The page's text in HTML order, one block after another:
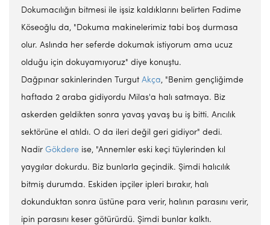
Dokumacılığın bitmesi ile işsiz kaldıklarını belirten Fadime
Köseoğlu da, "Dokuma makinelerimiz tabi boş durmasa
olur. Aslında her seferde dokumak istiyorum ama ucuz
olduğu için dokuyamıyoruz" diye konuştu.
Dağpınar sakinlerinden Turgut Akça, "Benim gençliğimde
haftada 2 araba gidiyordu Milas'a halı satmaya. Biz
askerden geldikten sonra yavaş yavaş bu iş bitti. Arıcılık
sektörüne el atıldı. O da ileri değil geri gidiyor" dedi.
Nadir Gökdere ise, "Annemler eski keçi tüylerinden kıl
yaygılar dokurdu. Biz bunlarla geçindik. Şimdi halıcılık
bitmiş durumda. Eskiden ipçiler ipleri bırakır, halı
dokunduktan sonra üstüne para verir, halının parasını verir,
ipin parasını keser götürürdü. Şimdi bunlar kalktı.